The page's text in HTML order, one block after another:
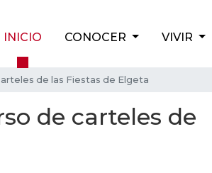
INICIO CONOCER VIVIR
de las Fiestas de Elgeta
de carteles de